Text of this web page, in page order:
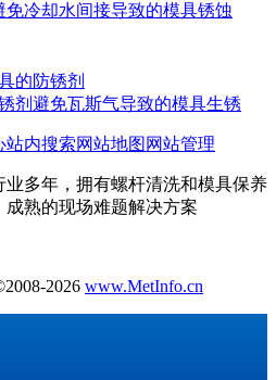
冷却水间接导致的模具锈蚀
的防锈剂
剂避免瓦斯气导致的模具生锈
站内搜索网站地图 网站管理
多年，拥有螺杆清洗和模具保养
熟的现场难题解决方案
2026 www.MetInfo.cn